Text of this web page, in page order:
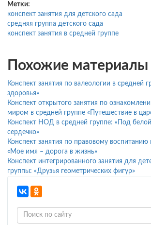
Метки:
конспект занятия для детского сада
средняя группа детского сада
конспект занятия в средней группе
Похожие материалы
Конспект занятия по валеологии в средней
здоровья»
Конспект открытого занятия по
миром в средней группе «Путешествие в
Конспект НОД в средней группе: «Под
сердечко»
Конспект занятия по правовому воспитанию
«Мое имя – дорога в жизнь»
Конспект интегрированного занятия для
группы: «Друзья геометрических фигур»